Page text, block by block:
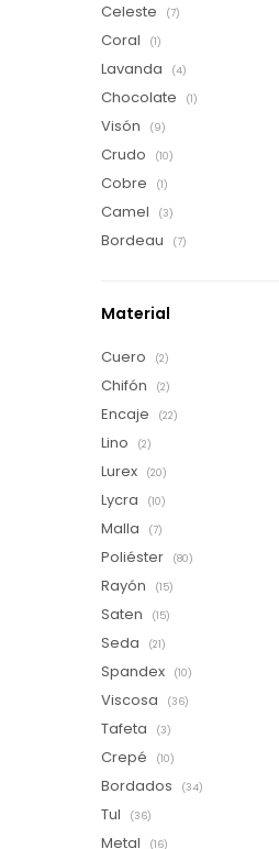
Celeste (7)
Coral (1)
Lavanda (4)
Chocolate (1)
Visón (9)
Crudo (10)
Cobre (1)
Camel (3)
Bordeau (7)
Material
Cuero (2)
Chifón (2)
Encaje (22)
Lino (2)
Lurex (20)
Lycra (10)
Malla (7)
Poliéster (80)
Rayón (15)
Saten (15)
Seda (21)
Spandex (10)
Viscosa (36)
Tafeta (3)
Crepé (10)
Bordados (34)
Tul (36)
Metal (16)